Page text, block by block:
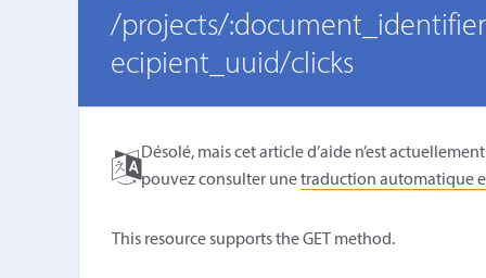
/projects/
ecipient_uuid/clicks
Désolé, mais cet article d’aide n’est
pouvez consulter unetraduction automatique
This resource supports the GET method.